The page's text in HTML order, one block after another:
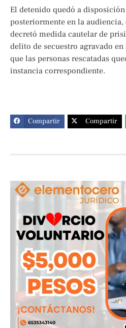
El detenido quedó a
posteriormente en la
decretó medida cautelar de
delito de secuestro agravado
que las personas rescatadas
instancia correspondiente.
Compartir Compartir